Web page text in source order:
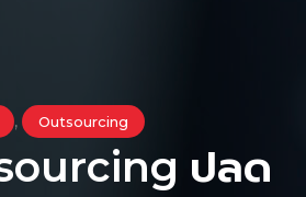
, Outsourcing
ปลด